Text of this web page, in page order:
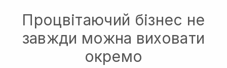
Процвітаючий бізнес не
завжди можна виховати
окремо